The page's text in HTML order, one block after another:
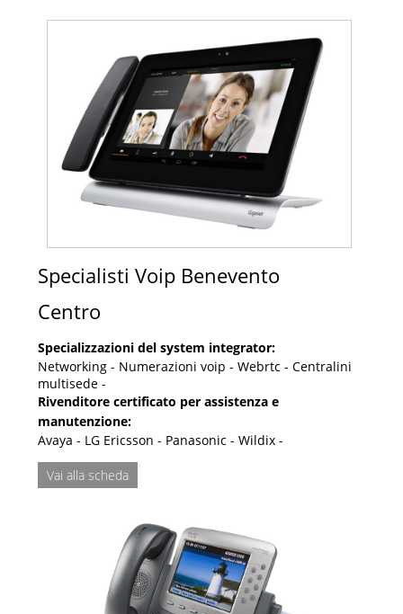
Specialisti Voip Benevento
Centro
Specializzazioni del system integrator:
Networking - Numerazioni voip - Webrtc - Centralini
multisede -
Rivenditore certificato per assistenza e
manutenzione:
Avaya - LG Ericsson - Panasonic - Wildix -
Vai alla scheda